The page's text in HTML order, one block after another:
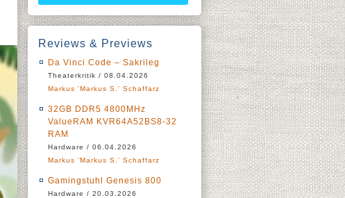
Reviews & Previews
Da Vinci Code – Sakrileg
Theaterkritik / 08.04.2026
Markus 'Markus S.' Schaffarz
32GB DDR5 4800MHz
ValueRAM KVR64A52BS8-32
RAM
Hardware / 06.04.2026
Markus 'Markus S.' Schaffarz
Gamingstuhl Genesis 800
Hardware / 20.03.2026